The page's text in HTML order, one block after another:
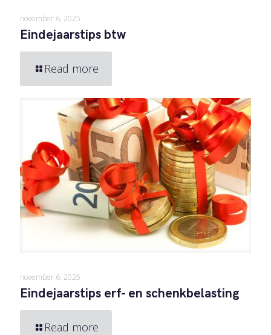
november 6, 2025
Eindejaarstips btw
Read more
november 6, 2025
Eindejaarstips erf- en schenkbelasting
Read more